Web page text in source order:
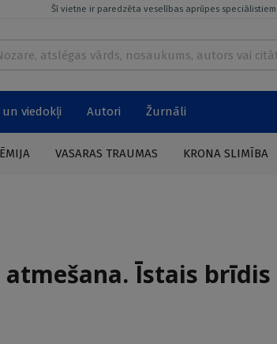
Šī vietne ir paredzēta veselības aprūpes speciālistiem
viedokļi Autori Žurnāli
VASARAS TRAUMAS KRONA SLIMĪBA
atmešana. Īstais